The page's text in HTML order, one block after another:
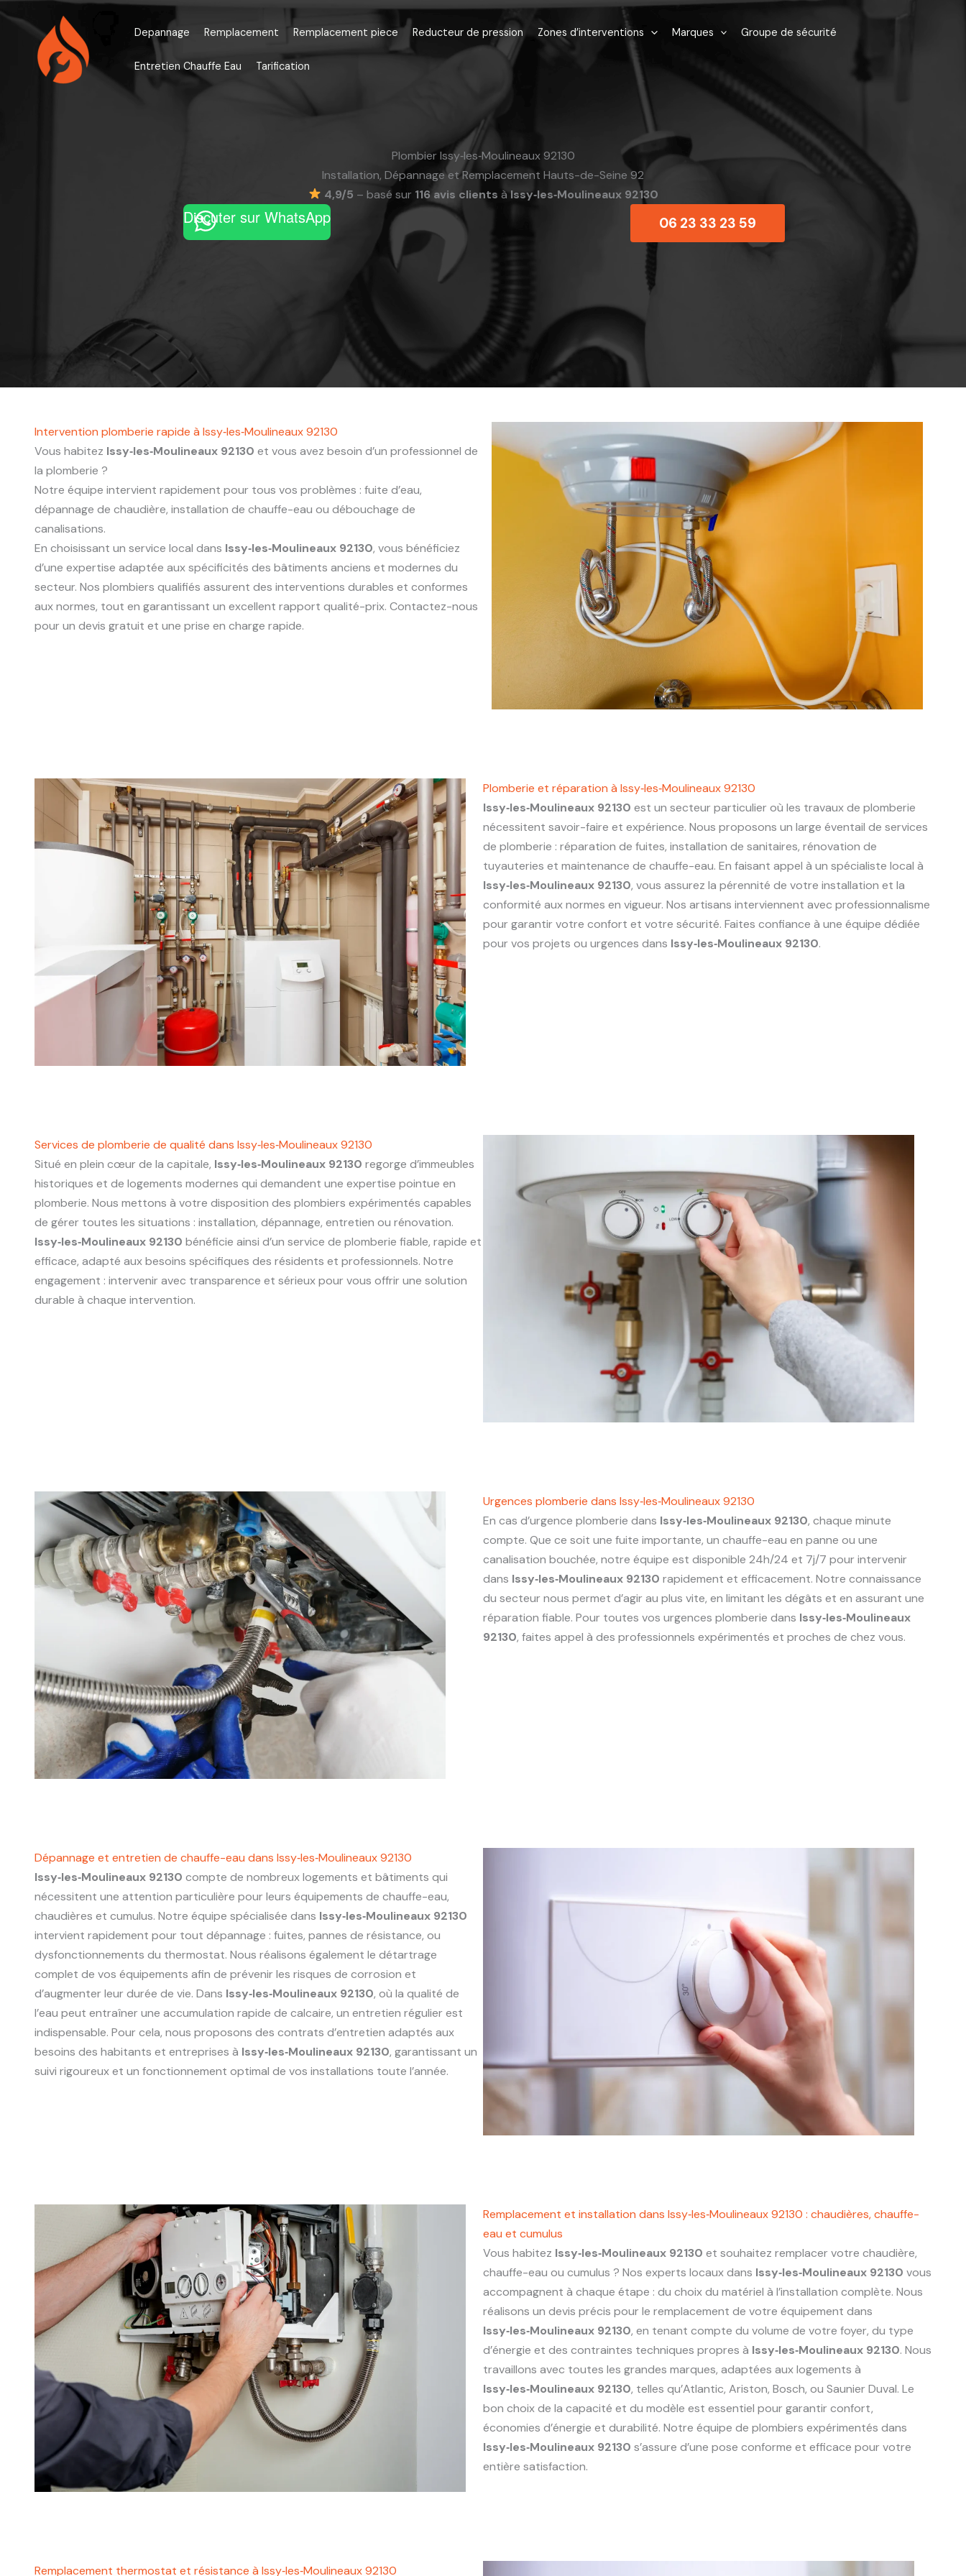
Aller
contenu
Depannage Remplacement Remplacement piece Reducteur de pression Zones d’interventions Marques Groupe de sécurité
Entretien Chauffe Eau Tarification
Plombier Issy‑les‑Moulineaux 92130
Installation, Dépannage et Remplacement Hauts-de-Seine 92
4,9/5 – basé sur 116 avis clients àIssy‑les‑Moulineaux 92130
Discuter sur WhatsApp 06 23 33 23 59
Intervention plomberie rapide à Issy‑les‑Moulineaux 92130
Vous habitez Issy‑les‑Moulineaux 92130 et vous avez besoin d’un professionnel de
la plomberie ?
Notre équipe intervient rapidement pour tous vos problèmes : fuite d’eau,
dépannage de chaudière, installation de chauffe-eau ou débouchage de
canalisations.
En choisissant un service local dans Issy‑les‑Moulineaux 92130, vous bénéficiez
d’une expertise adaptée aux spécificités des bâtiments anciens et modernes du
secteur. Nos plombiers qualifiés assurent des interventions durables et conformes
aux normes, tout en garantissant un excellent rapport qualité-prix. Contactez-nous
pour un devis gratuit et une prise en charge rapide.
Plomberie et réparation à Issy‑les‑Moulineaux 92130
Issy‑les‑Moulineaux 92130 est un secteur particulier où les travaux de plomberie
nécessitent savoir-faire et expérience. Nous proposons un large éventail de services
de plomberie : réparation de fuites, installation de sanitaires, rénovation de
tuyauteries et maintenance de chauffe-eau. En faisant appel à un spécialiste local à
Issy‑les‑Moulineaux 92130, vous assurez la pérennité de votre installation et la
conformité aux normes en vigueur. Nos artisans interviennent avec professionnalisme
pour garantir votre confort et votre sécurité. Faites confiance à une équipe dédiée
pour vos projets ou urgences dans Issy‑les‑Moulineaux 92130.
Services de plomberie de qualité dans Issy‑les‑Moulineaux 92130
Situé en plein cœur de la capitale, Issy‑les‑Moulineaux 92130 regorge d’immeubles
historiques et de logements modernes qui demandent une expertise pointue en
plomberie. Nous mettons à votre disposition des plombiers expérimentés capables
de gérer toutes les situations : installation, dépannage, entretien ou rénovation.
Issy‑les‑Moulineaux 92130 bénéficie ainsi d’un service de plomberie fiable, rapide et
efficace, adapté aux besoins spécifiques des résidents et professionnels. Notre
engagement : intervenir avec transparence et sérieux pour vous offrir une solution
durable à chaque intervention.
Urgences plomberie dans Issy‑les‑Moulineaux 92130
En cas d’urgence plomberie dans Issy‑les‑Moulineaux 92130, chaque minute
compte. Que ce soit une fuite importante, un chauffe-eau en panne ou une
canalisation bouchée, notre équipe est disponible 24h/24 et 7j/7 pour intervenir
dans Issy‑les‑Moulineaux 92130 rapidement et efficacement. Notre connaissance
du secteur nous permet d’agir au plus vite, en limitant les dégâts et en assurant une
réparation fiable. Pour toutes vos urgences plomberie dans Issy‑les‑Moulineaux
92130, faites appel à des professionnels expérimentés et proches de chez vous.
Dépannage et entretien de chauffe-eau dans Issy‑les‑Moulineaux 92130
Issy‑les‑Moulineaux 92130 compte de nombreux logements et bâtiments qui
nécessitent une attention particulière pour leurs équipements de chauffe-eau,
chaudières et cumulus. Notre équipe spécialisée dans Issy‑les‑Moulineaux 92130
intervient rapidement pour tout dépannage : fuites, pannes de résistance, ou
dysfonctionnements du thermostat. Nous réalisons également le détartrage
complet de vos équipements afin de prévenir les risques de corrosion et
d’augmenter leur durée de vie. Dans Issy‑les‑Moulineaux 92130, où la qualité de
l’eau peut entraîner une accumulation rapide de calcaire, un entretien régulier est
indispensable. Pour cela, nous proposons des contrats d’entretien adaptés aux
besoins des habitants et entreprises à Issy‑les‑Moulineaux 92130, garantissant un
suivi rigoureux et un fonctionnement optimal de vos installations toute l’année.
Remplacement et installation dans Issy‑les‑Moulineaux 92130 : chaudières, chauffe-
eau et cumulus
Vous habitez Issy‑les‑Moulineaux 92130 et souhaitez remplacer votre chaudière,
chauffe-eau ou cumulus ? Nos experts locaux dans Issy‑les‑Moulineaux 92130 vous
accompagnent à chaque étape : du choix du matériel à l’installation complète. Nous
réalisons un devis précis pour le remplacement de votre équipement dans
Issy‑les‑Moulineaux 92130, en tenant compte du volume de votre foyer, du type
d’énergie et des contraintes techniques propres à Issy‑les‑Moulineaux 92130. Nous
travaillons avec toutes les grandes marques, adaptées aux logements à
Issy‑les‑Moulineaux 92130, telles qu’Atlantic, Ariston, Bosch, ou Saunier Duval. Le
bon choix de la capacité et du modèle est essentiel pour garantir confort,
économies d’énergie et durabilité. Notre équipe de plombiers expérimentés dans
Issy‑les‑Moulineaux 92130 s’assure d’une pose conforme et efficace pour votre
entière satisfaction.
Remplacement thermostat et résistance à Issy‑les‑Moulineaux 92130